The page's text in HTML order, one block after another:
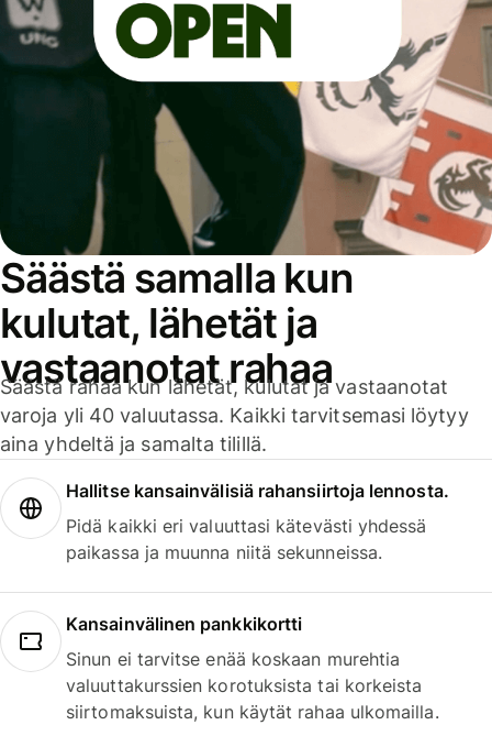
Säästä samalla kun
kulutat, lähetät ja
vastaanotat rahaa
Säästä rahaa kun lähetät, kulutat ja vastaanotat
varoja yli 40 valuutassa. Kaikki tarvitsemasi löytyy
aina yhdeltä ja samalta tilillä.
Hallitse kansainvälisiä rahansiirtoja lennosta.
Pidä kaikki eri valuuttasi kätevästi yhdessä
paikassa ja muunna niitä sekunneissa.
Kansainvälinen pankkikortti
Sinun ei tarvitse enää koskaan murehtia
valuuttakurssien korotuksista tai korkeista
siirtomaksuista, kun käytät rahaa ulkomailla.